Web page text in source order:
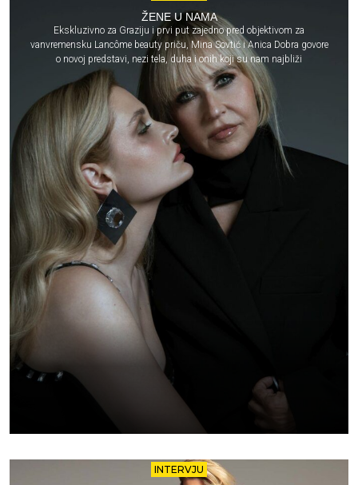
ŽENE U NAMA
Ekskluzivno za Graziju i prvi put zajedno pred objektivom za
vanvremensku Lancôme beauty priču, Mina Sovtić i Anica Dobra govore
o novoj predstavi, nezi tela, duha i onih koji su nam najbliži
INTERVJU